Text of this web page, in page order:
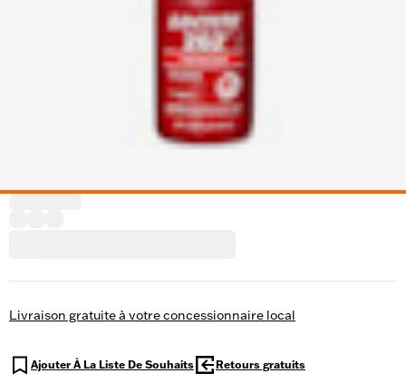
Livraison gratuite à votre concessionnaire local
Ajouter À La Liste De Souhaits Retours gratuits